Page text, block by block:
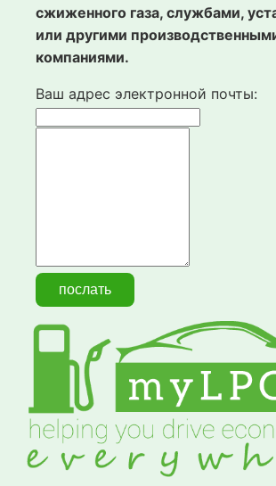
сжиженного газа, службами,
или другими
компаниями.
Ваш адрес электронной почты: